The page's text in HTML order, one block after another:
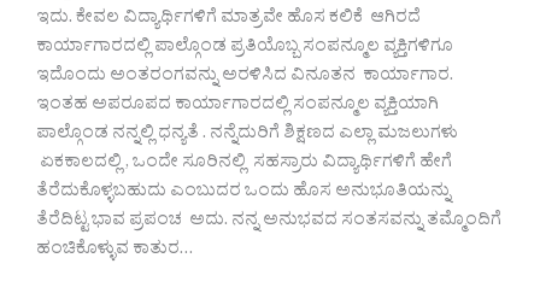
ಇದು. ಕೇವಲ ವಿದ್ಯಾರ್ಥಿಗಳಿಗೆ ಮಾತ್ರವೇ ಹೊಸ ಕಲಿಕೆ ಆಗಿರದೆ
ಕಾರ್ಯಾಗಾರದಲ್ಲಿ ಪಾಲ್ಗೊಂಡ ಪ್ರತಿಯೊಬ್ಬ ಸಂಪನ್ಮೂಲ ವ್ಯಕ್ತಿಗಳಿಗೂ
ಇದೊಂದು ಅಂತರಂಗವನ್ನು ಅರಳಿಸಿದ ವಿನೂತನ ಕಾರ್ಯಾಗಾರ.
ಇಂತಹ ಅಪರೂಪದ ಕಾರ್ಯಾಗಾರದಲ್ಲಿ ಸಂಪನ್ಮೂಲ ವ್ಯಕ್ತಿಯಾಗಿ
ಪಾಲ್ಗೊಂಡ ನನ್ನಲ್ಲಿ ಧನ್ಯತೆ . ನನ್ನೆದುರಿಗೆ ಶಿಕ್ಷಣದ ಎಲ್ಲಾ ಮಜಲುಗಳು
ಏಕಕಾಲದಲ್ಲಿ , ಒಂದೇ ಸೂರಿನಲ್ಲಿ ಸಹಸ್ರಾರು ವಿದ್ಯಾರ್ಥಿಗಳಿಗೆ ಹೇಗೆ
ತೆರೆದುಕೊಳ್ಳಬಹುದು ಎಂಬುದರ ಒಂದು ಹೊಸ ಅನುಭೂತಿಯನ್ನು
ತೆರೆದಿಟ್ಟ ಭಾವ ಪ್ರಪಂಚ ಅದು. ನನ್ನ ಅನುಭವದ ಸಂತಸವನ್ನು ತಮ್ಮೊಂದಿಗೆ
ಹಂಚಿಕೊಳ್ಳುವ ಕಾತುರ…